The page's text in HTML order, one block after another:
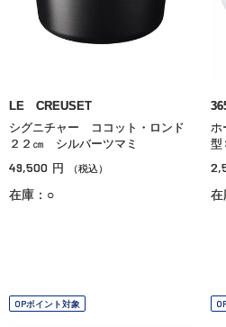
LE CREUSET
シグニチャー ココット・ロンド
２２㎝ シルバーツマミ
49,500 円 （税込）
在庫：○
ホ
型
在
OPポイント対象